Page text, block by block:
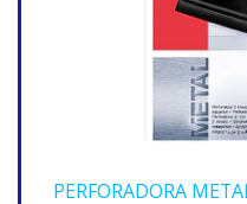
PERFORADORA